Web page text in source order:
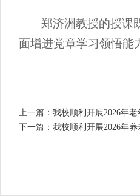
郑济洲教授的授课
面增进党章学习领悟能
上一篇：我校顺利开展2026年
下一篇：我校顺利开展2026年